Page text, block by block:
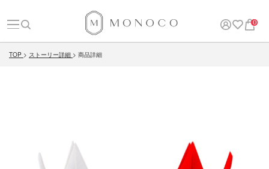
0
TOP ストーリー詳細 商品詳細